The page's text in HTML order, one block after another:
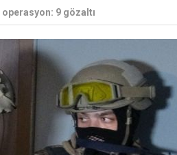
operasyon: 9 gözaltı